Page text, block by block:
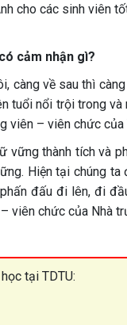
cho các sinh viên
cảm nhận gì?
càng về sau thì
tuổi nổi trội trong
viên – viên chức của
thành tích và
Hiện tại chúng
đấu đi lên, đi
viên chức của Nhà
tại TDTU: